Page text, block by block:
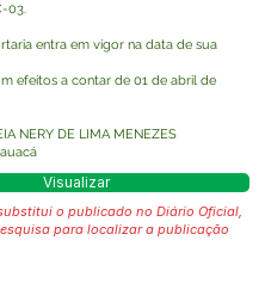
03.
entra em vigor na data de sua
efeitos a contar de 01 de abril de
NERY DE LIMA MENEZES
Visualizar
o publicado no Diário Oficial,
para localizar a publicação